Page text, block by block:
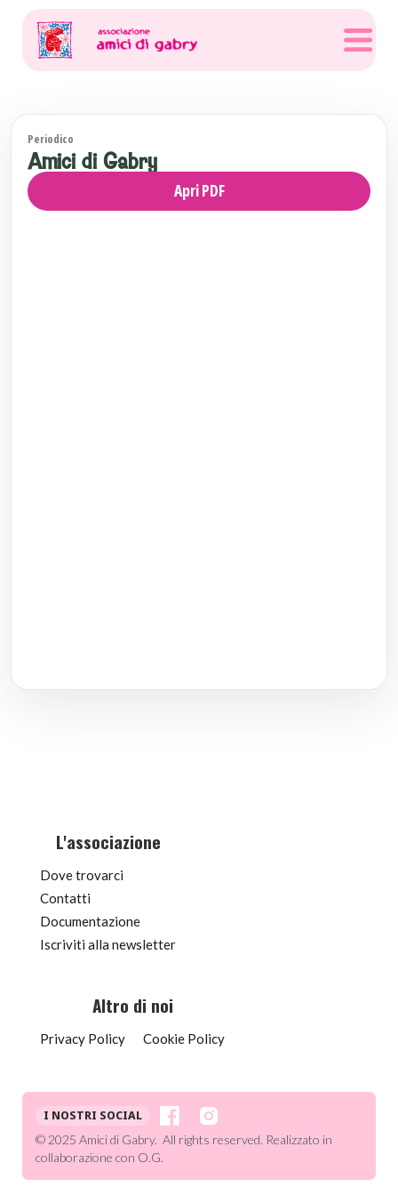
Periodico
Amici di Gabry
Apri PDF
L'associazione
Dove trovarci
Contatti
Documentazione
Iscriviti alla newsletter
Altro di noi
Privacy Policy Cookie Policy
I NOSTRI SOCIAL
© 2025 Amici di Gabry. All rights reserved. Realizzato in
collaborazione con O.G.